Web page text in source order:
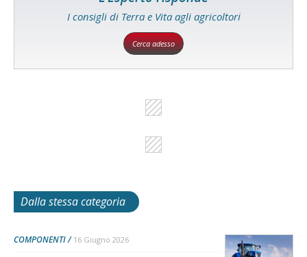
I consigli di Terra e Vita agli agricoltori
Cerca adesso
Dalla stessa categoria
COMPONENTI 16 Giugno 2026